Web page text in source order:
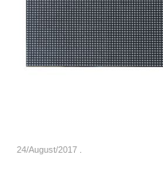
24/August/2017